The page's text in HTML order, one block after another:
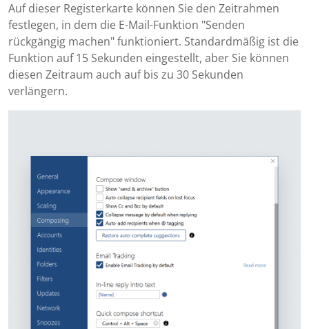
Auf dieser Registerkarte können Sie den Zeitrahmen
festlegen, in dem die E-Mail-Funktion "Senden
rückgängig machen" funktioniert. Standardmäßig ist die
Funktion auf 15 Sekunden eingestellt, aber Sie können
diesen Zeitraum auch auf bis zu 30 Sekunden
verlängern.